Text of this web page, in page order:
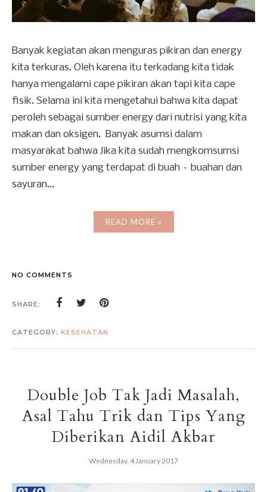
Banyak kegiatan akan menguras pikiran dan energy
kita terkuras. Oleh karena itu terkadang kita tidak
hanya mengalami cape pikiran akan tapi kita cape
fisik. Selama ini kita mengetahui bahwa kita dapat
peroleh sebagai sumber energy dari nutrisi yang kita
makan dan oksigen. Banyak asumsi dalam
masyarakat bahwa Jika kita sudah mengkomsumsi
sumber energy yang terdapat di buah – buahan dan
sayuran...
READ MORE »
NO COMMENTS
SHARE:
CATEGORY: KESEHATAN
Double Job Tak Jadi Masalah,
Asal Tahu Trik dan Tips Yang
Diberikan Aidil Akbar
Wednesday, 4 January 2017